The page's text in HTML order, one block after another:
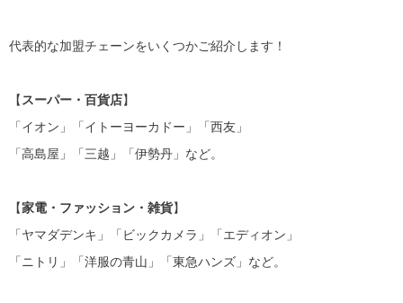
代表的な加盟チェーンをいくつかご紹介します！
【 スーパー・百貨店】
「イオン」「イトーヨーカドー」「西友」
「高島屋」「三越」「伊勢丹」など。
【家電・ファッション・雑貨】
「ヤマダデンキ」「ビックカメラ」「エディオン」
「ニトリ」「洋服の青山」「東急ハンズ」など。